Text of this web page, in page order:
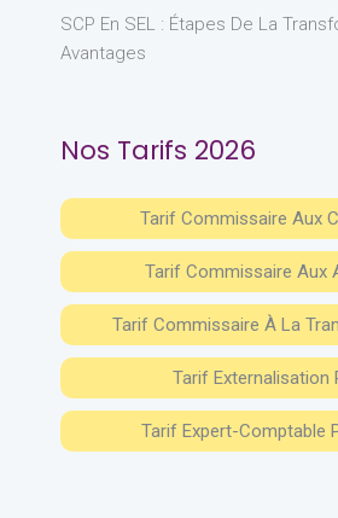
SCP En SEL : Étapes De La
Avantages
Nos Tarifs 2026
Tarif Commissaire Aux
Tarif Commissaire Aux
Tarif Commissaire À La
Tarif Externalisation
Tarif Expert-Comptable